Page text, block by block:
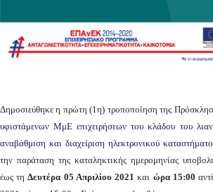
Δημοσιεύθηκε η πρώτη (1η) τροποποίηση της
υφιστάμενων ΜμΕ επιχειρήσεων του κλάδου του
αναβάθμιση και διαχείριση ηλεκτρονικού
την παράταση της καταληκτικής ημερομηνίας
έως τηΔευτέρα 05 Απριλίου 2021 και ώρα 15:00